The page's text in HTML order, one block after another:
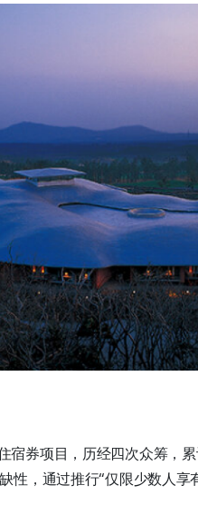
宿券项目，历经四次众筹，累
性，通过推行“仅限少数人